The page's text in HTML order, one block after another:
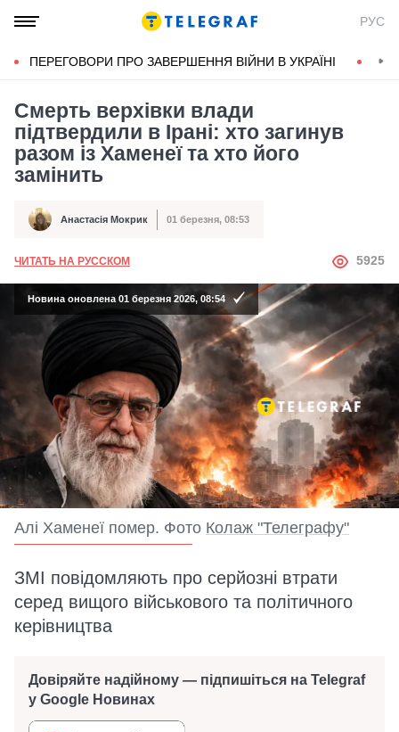
РУС
ПЕРЕГОВОРИ ПРО ЗАВЕРШЕННЯ ВІЙНИ В УКРАЇНІ
Смерть верхівки влади
підтвердили в Ірані: хто загинув
разом із Хаменеї та хто його
замінить
Автор Анастасія Мокрик
Дата публікації 01 березня, 08:53
ЧИТАТЬ НА РУССКОМ АВТОР
5925
Новина оновлена 01 березня 2026, 08:54
Алі Хаменеї помер. Фото Колаж "Телеграфу"
ЗМІ повідомляють про серйозні втрати
серед вищого військового та політичного
керівництва
Довіряйте надійному — підпишіться на Telegraf
у Google Новинах